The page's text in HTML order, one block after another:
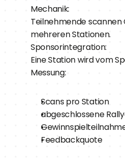
Mechanik:
Teilnehmende scannen
mehreren Stationen.
Sponsorintegration:
Eine Station wird vom
Messung:
Scans pro Station
abgeschlossene
Feedbackquote